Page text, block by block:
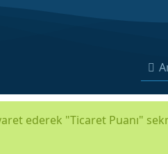
ederek "Ticaret Puanı"